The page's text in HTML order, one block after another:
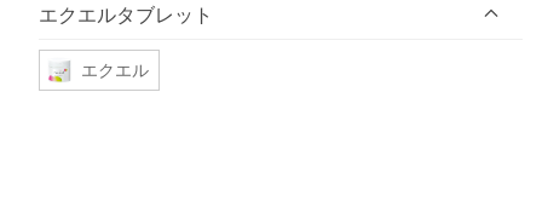
エクエルタブレット
エクエル